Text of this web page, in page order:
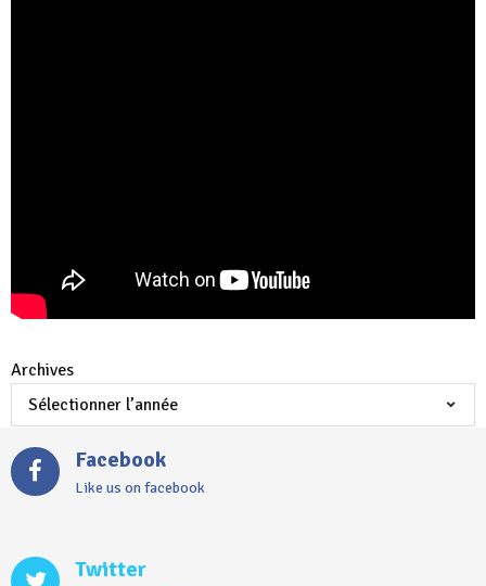
Archives
Facebook
Like us on facebook
Twitter